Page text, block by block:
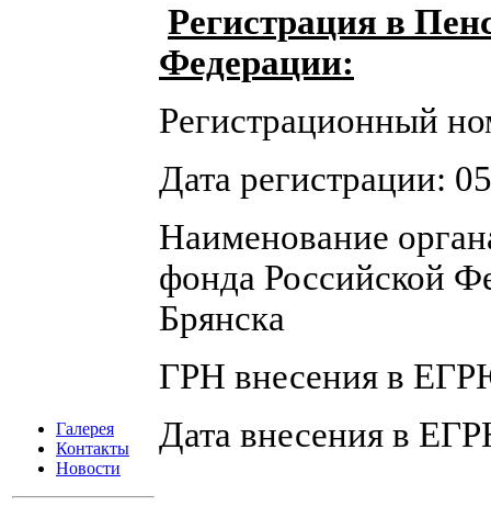
Галерея
Контакты
Новости
Регистрация в
Федерации:
Регистрационный
Дата регистрации:
Наименование
фонда Российской
Брянска
ГРН внесения в
Дата внесения в